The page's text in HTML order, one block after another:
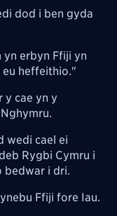
dod i ben gyda
erbyn Ffiji yn
eu heffeithio."
y cae yn y
wedi cael ei
Rygbi Cymru i
bedwar i dri.
Ffiji fore Iau.